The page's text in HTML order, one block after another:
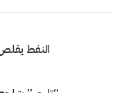
النفط